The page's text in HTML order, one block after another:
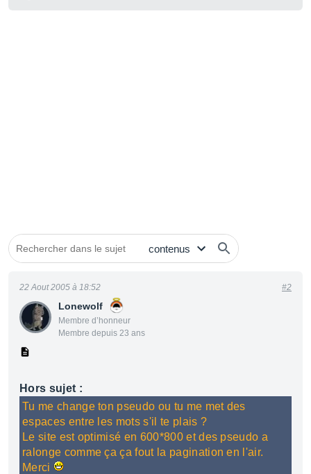
Lonewolf
Membre d’honneur
Membre depuis 23 ans
22 Aout 2005 à 18:52 #2
Hors sujet :
Tu me change ton pseudo ou tu me met des
espaces entre les mots s'il te plais ?
Le site est optimisé en 600*800 et des pseudo a
ralonge comme ça ça fout la pagination en l'air.
Merci